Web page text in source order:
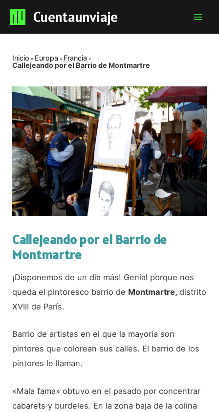
Cuentaunviaje
Inicio Europa
Francia
Callejeando por el Barrio de Montmartre
Callejeando por el Barrio de
Montmartre
¡Disponemos de un día más! Genial porque nos
queda el pintoresco barrio de Montmartre,distrito
XVIII de París.
Barrio de artistas en el que la mayoría son
pintores que colorean sus calles. El barrio de los
pintores le llaman.
«Mala fama» obtuvo en el pasado por concentrar
cabarets y burdeles. En la zona baja de la colina